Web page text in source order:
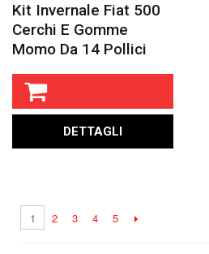
Kit Invernale Fiat 500
Cerchi E Gomme
Momo Da 14 Pollici
DETTAGLI
1 2 3 4 5